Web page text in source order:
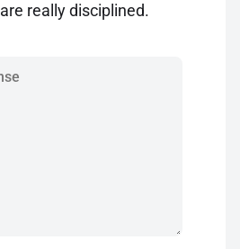
are really disciplined.